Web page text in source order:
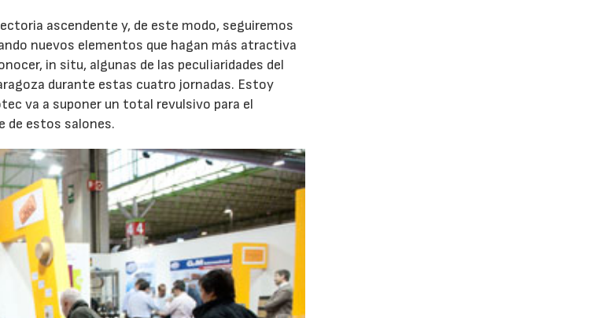
ascendente y, de este modo, seguiremos
nuevos elementos que hagan más atractiva
in situ, algunas de las peculiaridades del
durante estas cuatro jornadas. Estoy
va a suponer un total revulsivo para el
de estos salones.